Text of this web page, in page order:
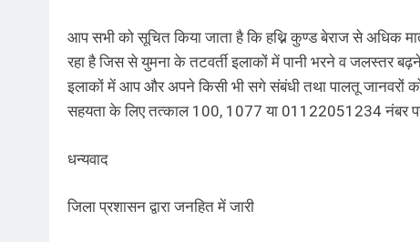
आप सभी को सूचित किया जाता है कि हथ्नि कुण्ड बेराज से अधिक
रहा है जिस से युमना के तटवर्ती इलाकों में पानी भरने व जलस्तर
इलाकों में आप और अपने किसी भी सगे संबंधी तथा पालतू जानवरों
सहयता के लिए तत्काल 100, 1077 या 01122051234 नंबर
धन्यवाद
जिला प्रशासन द्वारा जनहित में जारी